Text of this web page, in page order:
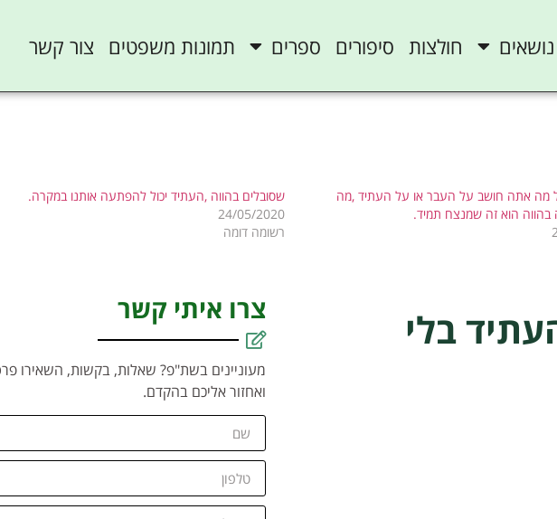
נושאים חולצות סיפורים ספרים תמונות משפטים צור קשר
מה אתה חושב על העבר או על העתיד ,מה
הוא זה שמנצח תמיד.
שסובלים בהווה ,העתיד יכול להפתעה אותנו במקרה.
24/05/2020
רשומה דומה
בלי
צרו איתי קשר
מעוניינים בשת"פ? שאלות, בקשות, השאירו
ואחזור אליכם בהקדם.